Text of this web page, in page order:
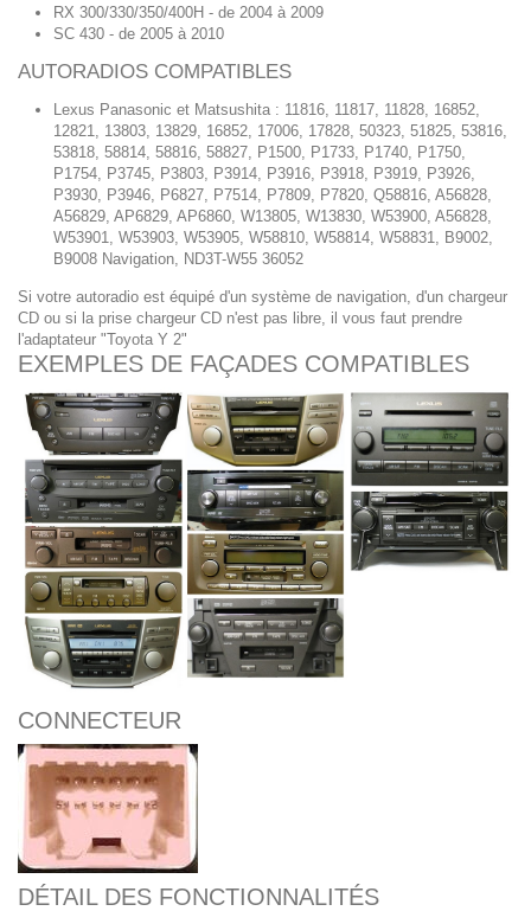
RX 300/330/350/400H - de 2004 à 2009
SC 430 - de 2005 à 2010
AUTORADIOS COMPATIBLES
Lexus Panasonic et Matsushita : 11816, 11817, 11828, 16852,
12821, 13803, 13829, 16852, 17006, 17828, 50323, 51825, 53816,
53818, 58814, 58816, 58827, P1500, P1733, P1740, P1750,
P1754, P3745, P3803, P3914, P3916, P3918, P3919, P3926,
P3930, P3946, P6827, P7514, P7809, P7820, Q58816, A56828,
A56829, AP6829, AP6860, W13805, W13830, W53900, A56828,
W53901, W53903, W53905, W58810, W58814, W58831, B9002,
B9008 Navigation, ND3T-W55 36052
Si votre autoradio est équipé d'un système de navigation, d'un chargeur
CD ou si la prise chargeur CD n'est pas libre, il vous faut prendre
l'adaptateur "Toyota Y 2"
EXEMPLES DE FAÇADES COMPATIBLES
CONNECTEUR
DÉTAIL DES FONCTIONNALITÉS